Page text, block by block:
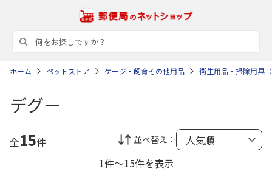
ホーム ペットストア ケージ・飼育その他用品 衛生用品・掃除用具
デグー
全15件 並べ替え：
1件～15件を表示